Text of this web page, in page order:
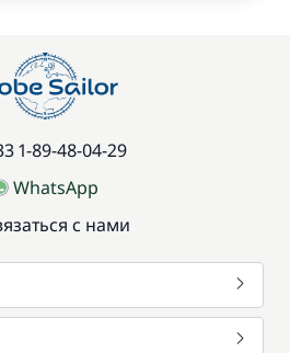
1-89-48-04-29
WhatsApp
с нами